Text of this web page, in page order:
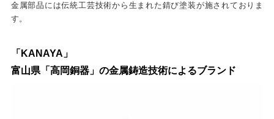
金属部品には伝統工芸技術から生まれた錆び塗装が施されておりま
す。
「KANAYA」
富山県「高岡銅器」の金属鋳造技術によるブランド